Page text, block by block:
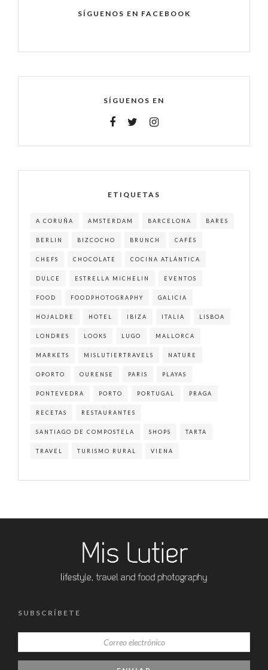
SÍGUENOS EN FACEBOOK
SÍGUENOS EN
ETIQUETAS
A CORUÑA AMSTERDAM BARCELONA BARES
BERLIN BIZCOCHO BRUNCH CAFÉS
CHEFS CHOCOLATE COCINA ATLÁNTICA
DULCE ESTRELLA MICHELIN EVENTOS
FOOD FOODPHOTOGRAPHY GALICIA
HOJALDRE HOTEL IBIZA ITALIA LISBOA
LONDRES LOOKS LUGO MALLORCA
MARKETS MISLUTIERTRAVELS NATURE
OPORTO OURENSE PARIS PLAYAS
PONTEVEDRA PORTO PORTUGAL PRAGA
RECETAS RESTAURANTES
SANTIAGO DE COMPOSTELA SHOPS TARTA
TRAVEL TURISMO RURAL VIENA
SUBSCRÍBETE